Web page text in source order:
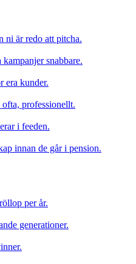
är redo att pitcha.
snabbare.
era kunder.
professionellt.
i feeden.
innan de går i pension.
per år.
generationer.